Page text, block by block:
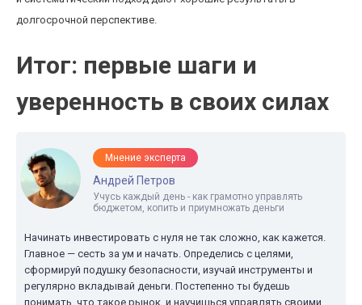
долгосрочной перспективе.
Итог: первые шаги и
уверенность в своих силах
Мнение эксперта
Андрей Петров
Учусь каждый день - как грамотно управлять
бюджетом, копить и приумножать деньги
Начинать инвестировать с нуля не так сложно, как кажется.
Главное — сесть за ум и начать. Определись с целями,
сформируй подушку безопасности, изучай инструменты и
регулярно вкладывай деньги. Постепенно ты будешь
понимать, что такое рынок, и научишься управлять своими